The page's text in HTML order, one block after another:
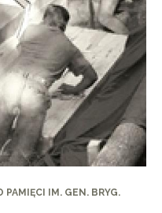
PAMIĘCI IM. GEN. BRYG.